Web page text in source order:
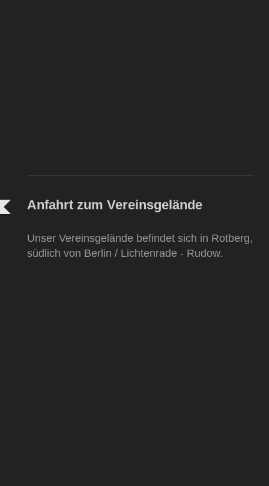
Anfahrt zum Vereinsgelände
Unser Vereinsgelände befindet sich in Rotberg,
südlich von Berlin / Lichtenrade - Rudow.